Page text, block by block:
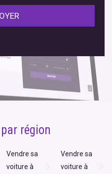
région
Vendre sa
voiture à
Vendre sa
voiture à